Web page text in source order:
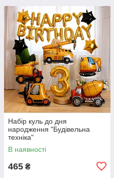
Набір куль до дня
народження "Будівельна
техніка"
В наявності
465 ₴